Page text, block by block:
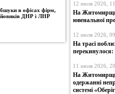
в офісах фірм,
ДНР і ЛНР
12 июля 2026,
На
ювенальної
12 июля 2026,
На трасі
11 июля 2026,
На
одержанні
системі